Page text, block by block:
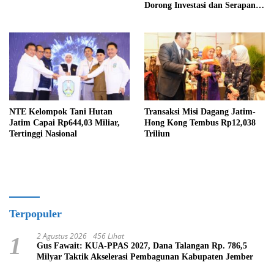
Dorong Investasi dan Serapan
NTE Kelompok Tani Hutan
Jatim Capai Rp644,03 Miliar,
Tertinggi Nasional
Transaksi Misi Dagang Jatim-
Hong Kong Tembus Rp12,038
Triliun
Terpopuler
1 2 Agustus 2026 456 Lihat
Gus Fawait: KUA-PPAS 2027, Dana Talangan Rp. 786,5
Milyar Taktik Akselerasi Pembagunan Kabupaten Jember